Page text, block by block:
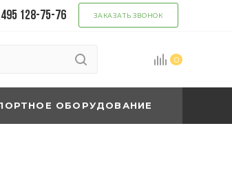
128-75-76 ЗАКАЗАТЬ ЗВОНОК
0
ОБОРУДОВАНИЕ